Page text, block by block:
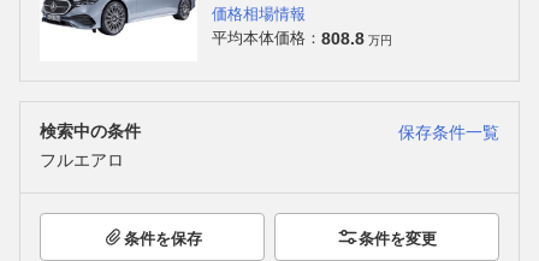
価格相場情報
平均本体価格： 808.8 万円
検索中の条件
保存条件一覧
フルエアロ
条件を保存 条件を変更